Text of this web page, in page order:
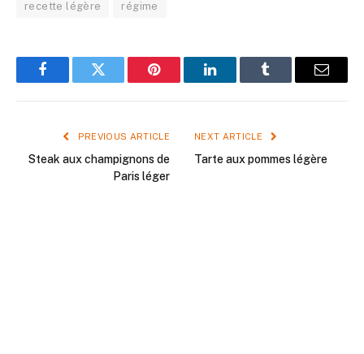
recette légère régime
FacebookTwitter Pinterest LinkedInTumblr Email
PREVIOUS ARTICLE
Steak aux champignons de
Paris léger
NEXT ARTICLE
Tarte aux pommes légère